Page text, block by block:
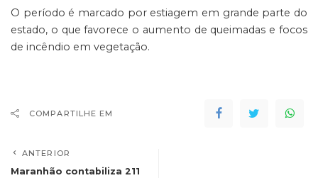
O período é marcado por estiagem em grande parte do
estado, o que favorece o aumento de queimadas e focos
de incêndio em vegetação.
COMPARTILHE EM
ANTERIOR
Maranhão contabiliza 211